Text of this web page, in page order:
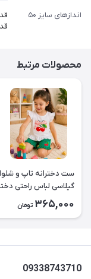
اندازهای سایز ۵۰
قد
محصولات مرتبط
ست دخترانه تاپ و
گیلاسی لباس راحتی
365,000 تومان
09338743710